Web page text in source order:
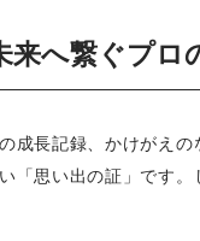
来へ繋ぐプロ
成長記録、かけがえの
思い出の証」です。